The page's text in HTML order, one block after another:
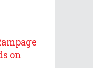
on